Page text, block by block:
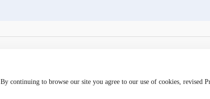
By continuing to browse our site you agree to our use of cookies, revised